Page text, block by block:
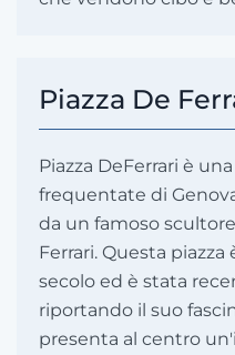
Piazza De
Piazza DeFerrari è
frequentate di
da un famoso
Ferrari. Questa
secolo ed è stata
riportando il suo
presenta al centro